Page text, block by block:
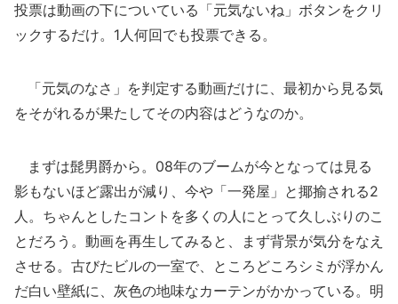
投票は動画の下についている「元気ないね」ボタンをクリ
ックするだけ。1人何回でも投票できる。
「元気のなさ」を判定する動画だけに、最初から見る気
をそがれるが果たしてその内容はどうなのか。
まずは髭男爵から。08年のブームが今となっては見る
影もないほど露出が減り、今や「一発屋」と揶揄される2
人。ちゃんとしたコントを多くの人にとって久しぶりのこ
とだろう。動画を再生してみると、まず背景が気分をなえ
させる。古びたビルの一室で、ところどころシミが浮かん
だ白い壁紙に、灰色の地味なカーテンがかかっている。明